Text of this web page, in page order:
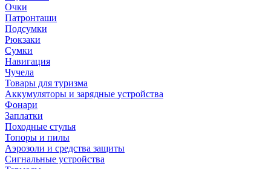
Очки
Патронташи
Подсумки
Рюкзаки
Сумки
Навигация
Чучела
Товары для туризма
Аккумуляторы и зарядные устройства
Фонари
Заплатки
Походные стулья
Топоры и пилы
Аэрозоли и средства защиты
Сигнальные устройства